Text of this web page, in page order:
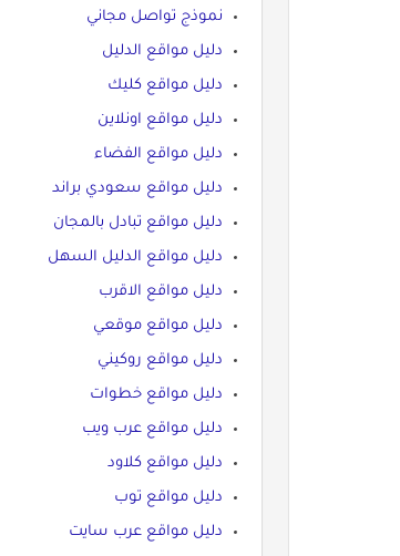
نموذج تواصل مجاني
دليل مواقع الدليل
دليل مواقع كليك
دليل مواقع اونلاين
دليل مواقع الفضاء
دليل مواقع سعودي براند
دليل مواقع تبادل بالمجان
دليل مواقع الدليل السهل
دليل مواقع الاقرب
دليل مواقع موقعي
دليل مواقع روكيني
دليل مواقع خطوات
دليل مواقع عرب ويب
دليل مواقع كلاود
دليل مواقع توب
دليل مواقع عرب سايت